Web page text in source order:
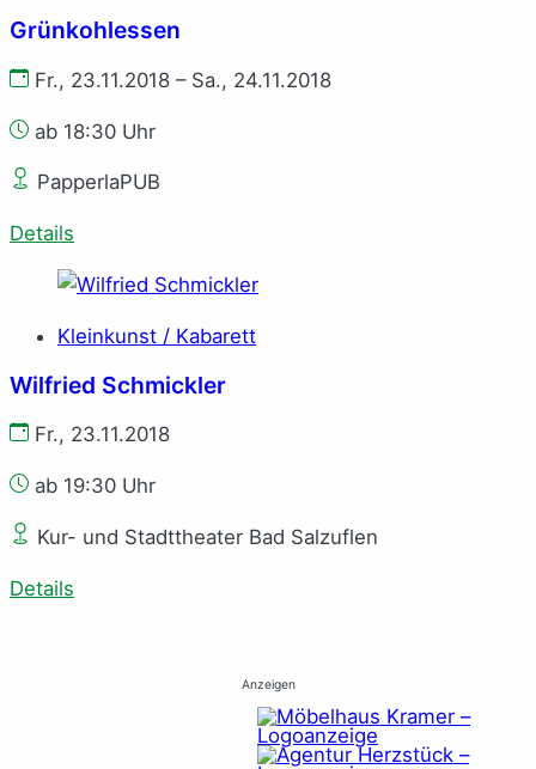
Grünkohlessen
Fr., 23.11.2018 – Sa., 24.11.2018
ab 18:30 Uhr
PapperlaPUB
Details
Kleinkunst / Kabarett
Wilfried Schmickler
Fr., 23.11.2018
ab 19:30 Uhr
Kur- und Stadttheater Bad Salzuflen
Details
Anzeigen